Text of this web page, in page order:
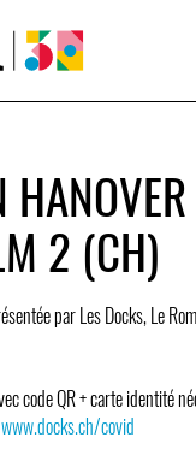
2 (CH)
par Les Docks, Le
code QR + carte identité
www.docks.ch/covid